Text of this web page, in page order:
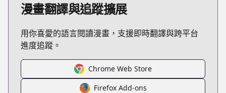
漫畫翻譯與追蹤擴展
用你喜愛的語言閱讀漫畫，支援即時翻譯與跨平台
進度追蹤。
Chrome Web Store
Firefox Add-ons